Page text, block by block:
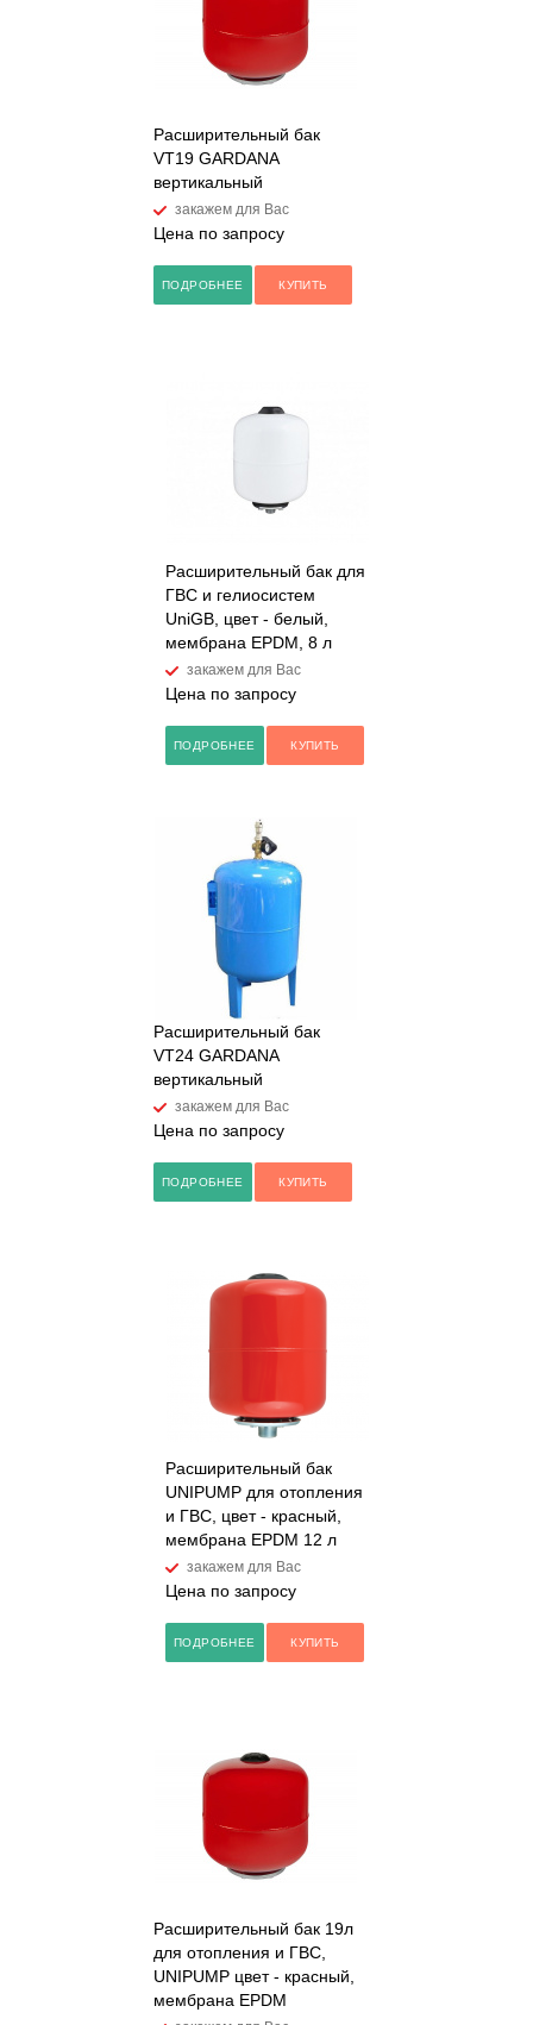
Расширительный бак
VT19 GARDANA
вертикальный
закажем для Вас
Цена по запросу
ПОДРОБНЕЕ КУПИТЬ
Расширительный бак для
ГВС и гелиосистем
UniGB, цвет - белый,
мембрана EPDM, 8 л
закажем для Вас
Цена по запросу
ПОДРОБНЕЕ КУПИТЬ
Расширительный бак
VT24 GARDANA
вертикальный
закажем для Вас
Цена по запросу
ПОДРОБНЕЕ КУПИТЬ
Расширительный бак
UNIPUMP для отопления
и ГВС, цвет - красный,
мембрана EPDM 12 л
закажем для Вас
Цена по запросу
ПОДРОБНЕЕ КУПИТЬ
Расширительный бак 19л
для отопления и ГВС,
UNIPUMP цвет - красный,
мембрана EPDM